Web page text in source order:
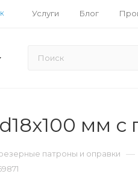
Услуги Блог
мм
патроны и оправки —